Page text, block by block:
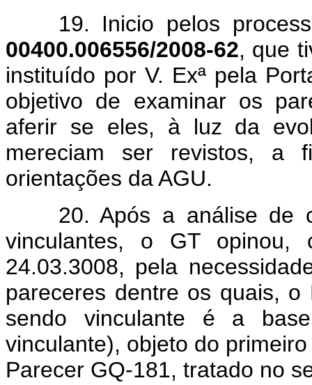
19. Inicio pelos
00400.006556/2008-62, que
instituído por V. Exª pela
objetivo de examinar os
aferir se eles, à luz da
mereciam ser revistos, a
orientações da AGU.
20. Após a análise de
vinculantes, o GT opinou,
24.03.3008, pela
pareceres dentre os quais,
sendo vinculante é a
vinculante), objeto do
Parecer GQ-181, tratado no